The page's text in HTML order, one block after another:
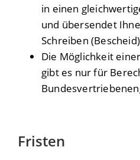
in einen
und übersendet
Schreiben
Die Möglichkeit
gibt es nur für
Fristen